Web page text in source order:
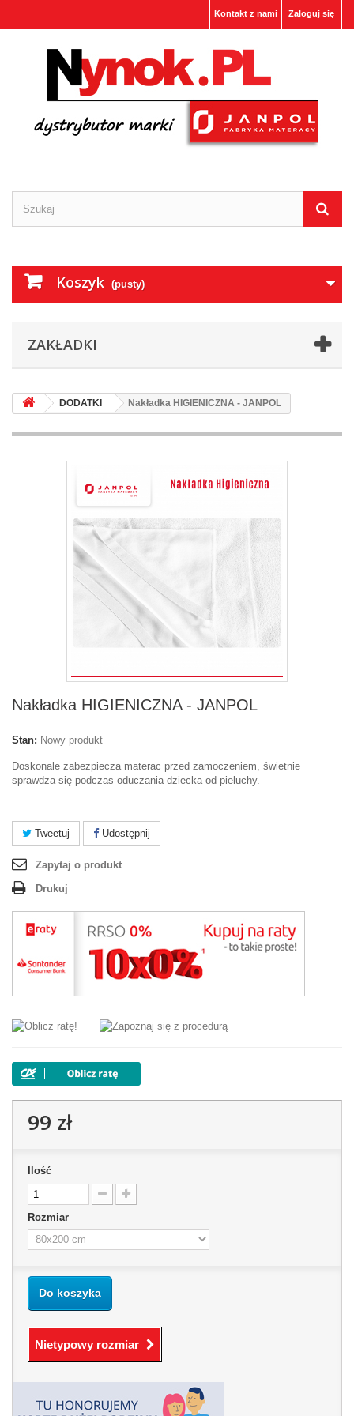
Zaloguj się
Kontakt z nami
Koszyk (pusty)
ZAKŁADKI
DODATKI Nakładka HIGIENICZNA - JANPOL
Nakładka HIGIENICZNA - JANPOL
Stan: Nowy produkt
Doskonale zabezpiecza materac przed zamoczeniem, świetnie
sprawdza się podczas oduczania dziecka od pieluchy.
Tweetuj Udostępnij
Zapytaj o produkt
Drukuj
99 zł
Ilość
Rozmiar
Do koszyka
Nietypowy rozmiar